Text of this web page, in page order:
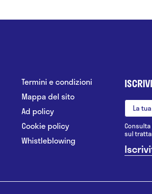
Termini e condizioni
Mappa del sito
Ad policy
Cookie policy
Whistleblowing
sul